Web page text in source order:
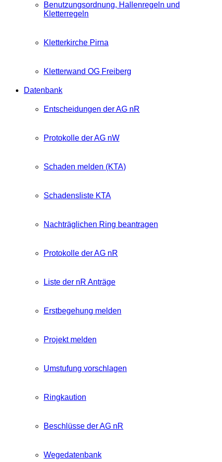
Benutzungsordnung, Hallenregeln und
Kletterregeln
Kletterkirche Pirna
Kletterwand OG Freiberg
Datenbank
Entscheidungen der AG nR
Protokolle der AG nW
Schaden melden (KTA)
Schadensliste KTA
Nachträglichen Ring beantragen
Protokolle der AG nR
Liste der nR Anträge
Erstbegehung melden
Projekt melden
Umstufung vorschlagen
Ringkaution
Beschlüsse der AG nR
Wegedatenbank